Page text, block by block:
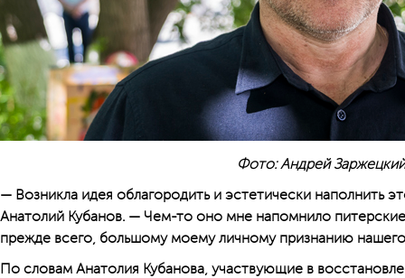
Фото: Андрей Заржецкий
— Возникла идея облагородить и эстетически наполнить
Анатолий Кубанов. — Чем-то оно мне напомнило
прежде всего, большому моему личному признанию
По словам Анатолия Кубанова, участвующие в